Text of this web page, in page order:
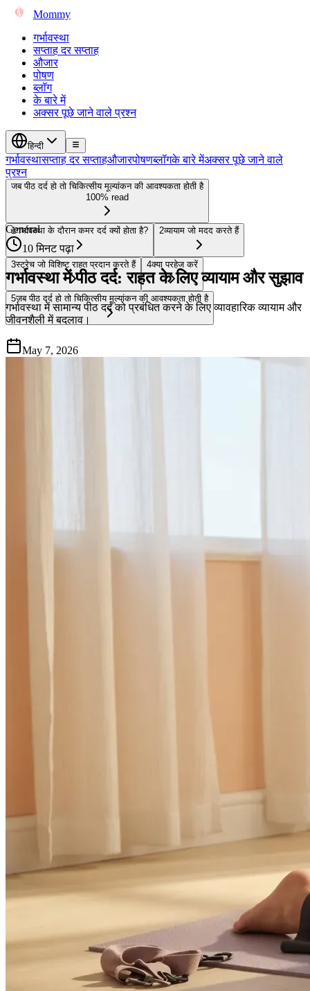
Mommy
गर्भावस्था
सप्ताह दर सप्ताह
औजार
पोषण
ब्लॉग
के बारे में
अक्सर पूछे जाने वाले प्रश्न
हिन्दी
गर्भावस्थासप्ताह दर सप्ताहऔजारपोषणब्लॉगके बारे मेंअक्सर पूछे जाने वाले
प्रश्न
जब पीठ दर्द हो तो चिकित्सीय मूल्यांकन की आवश्यकता होती है
100% read
1गर्भावस्था के दौरान कमर दर्द क्यों होता है? 2व्यायाम जो मदद करते हैं
3स्ट्रेच जो विशिष्ट राहत प्रदान करते हैं 4क्या परहेज करें
5जब पीठ दर्द हो तो चिकित्सीय मूल्यांकन की आवश्यकता होती है
General
10 मिनट पढ़ा
गर्भावस्था में पीठ दर्द: राहत के लिए व्यायाम और सुझाव
गर्भावस्था में सामान्य पीठ दर्द को प्रबंधित करने के लिए व्यावहारिक व्यायाम और
जीवनशैली में बदलाव।
May 7, 2026